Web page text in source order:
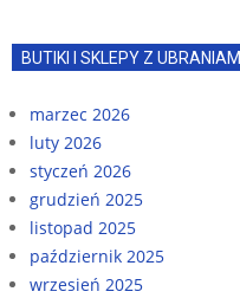
BUTIKI I SKLEPY Z UBRANIAMI
marzec 2026
luty 2026
styczeń 2026
grudzień 2025
listopad 2025
październik 2025
wrzesień 2025